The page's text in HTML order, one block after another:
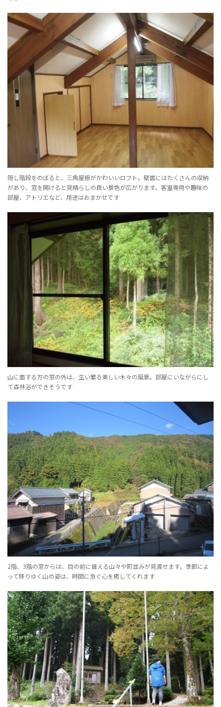
隠し階段をのぼると、三角屋根がかわいいロフト。壁面にはたくさんの収納
があり、窓を開けると見晴らしの良い景色が広がります。客室専用や趣味の
部屋、アトリエなど、用途はおまかせです
山に面する方の窓の外は、生い繁る美しい木々の風景。部屋にいながらにし
て森林浴ができそうです
2階、3階の窓からは、目の前に聳える山々や町並みが見渡せます。季節によ
って移りゆく山の姿は、時間に急ぐ心を癒してくれます